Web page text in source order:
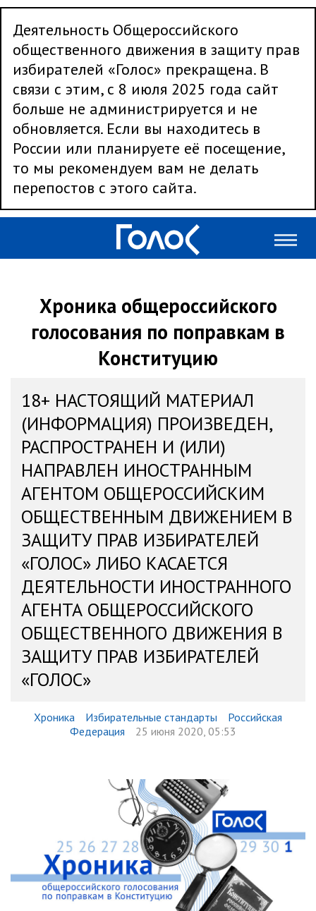
Деятельность Общероссийского
общественного движения в защиту прав
избирателей «Голос» прекращена. В
связи с этим, с 8 июля 2025 года сайт
больше не администрируется и не
обновляется. Если вы находитесь в
России или планируете её посещение,
то мы рекомендуем вам не делать
перепостов с этого сайта.
Хроника общероссийского
голосования по поправкам в
Конституцию
18+ НАСТОЯЩИЙ МАТЕРИАЛ
(ИНФОРМАЦИЯ) ПРОИЗВЕДЕН,
РАСПРОСТРАНЕН И (ИЛИ)
НАПРАВЛЕН ИНОСТРАННЫМ
АГЕНТОМ ОБЩЕРОССИЙСКИМ
ОБЩЕСТВЕННЫМ ДВИЖЕНИЕМ В
ЗАЩИТУ ПРАВ ИЗБИРАТЕЛЕЙ
«ГОЛОС» ЛИБО КАСАЕТСЯ
ДЕЯТЕЛЬНОСТИ ИНОСТРАННОГО
АГЕНТА ОБЩЕРОССИЙСКОГО
ОБЩЕСТВЕННОГО ДВИЖЕНИЯ В
ЗАЩИТУ ПРАВ ИЗБИРАТЕЛЕЙ
«ГОЛОС»
Хроника Избирательные стандарты
Российская
Федерация
25 июня 2020, 05:53